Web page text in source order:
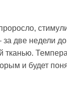
две недели
тканью.
и будет